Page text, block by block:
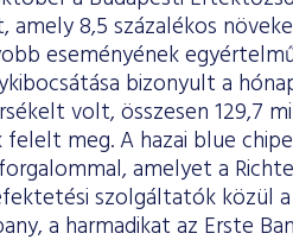
amely 8,5 százalékos
eseményének
bizonyult a
volt, összesen 129,7
meg. A hazai blue
amelyet a
szolgáltatók közül a
a harmadikat az Erste